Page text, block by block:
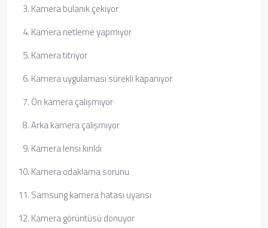
Kamera bulanık çekiyor
Kamera netleme yapmıyor
Kamera titriyor
Kamera uygulaması sürekli kapanıyor
Ön kamera çalışmıyor
Arka kamera çalışmıyor
Kamera lensi kırıldı
Kamera odaklama sorunu
Samsung kamera hatası uyarısı
Kamera görüntüsü donuyor